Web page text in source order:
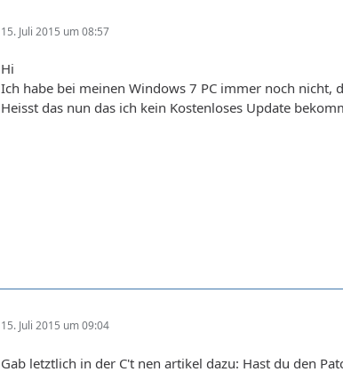
15. Juli 2015 um 08:57
Hi
Ich habe bei meinen Windows 7 PC immer noch
Heisst das nun das ich kein Kostenloses Update
15. Juli 2015 um 09:04
Gab letztlich in der C't nen artikel dazu: Hast du den